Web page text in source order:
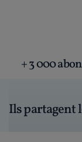
+ 3 000
Ils partagent